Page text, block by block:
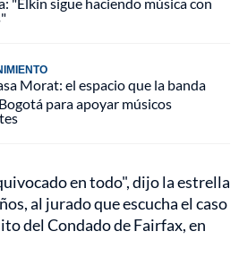
Morat: el espacio que la banda
para apoyar músicos
en todo", dijo la estrella
al jurado que escucha el caso
del Condado de Fairfax, en